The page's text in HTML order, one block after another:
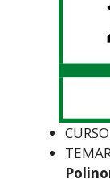
CURSO